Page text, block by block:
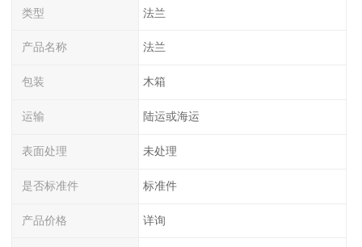
类型 法兰
产品名称 法兰
包装 木箱
运输 陆运或海运
表面处理 未处理
是否标准件 标准件
产品价格 详询